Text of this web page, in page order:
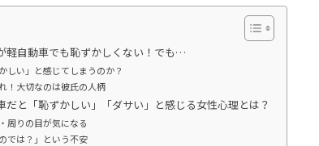
軽自動車でも恥ずかしくない！でも…
しい」と感じてしまうのか？
！大切なのは彼氏の人柄
だと「恥ずかしい」「ダサい」と感じる女性心理とは？
周りの目が気になる
では？」という不安